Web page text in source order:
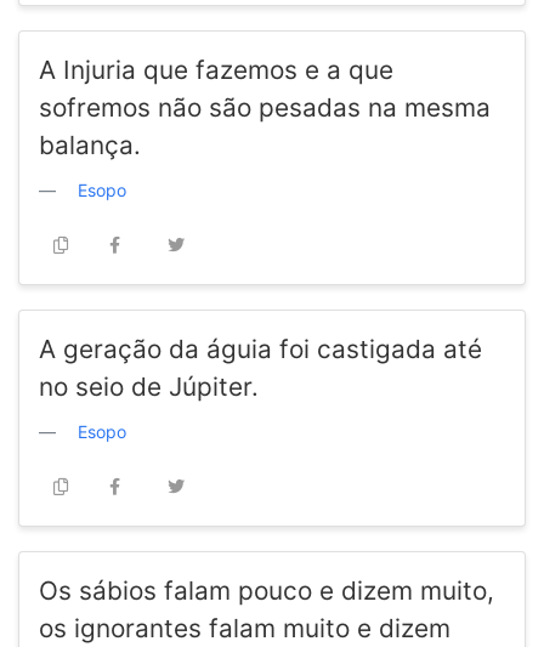
A Injuria que fazemos e a que
sofremos não são pesadas na mesma
balança.
Esopo
A geração da águia foi castigada até
no seio de Júpiter.
Esopo
Os sábios falam pouco e dizem muito,
os ignorantes falam muito e dizem